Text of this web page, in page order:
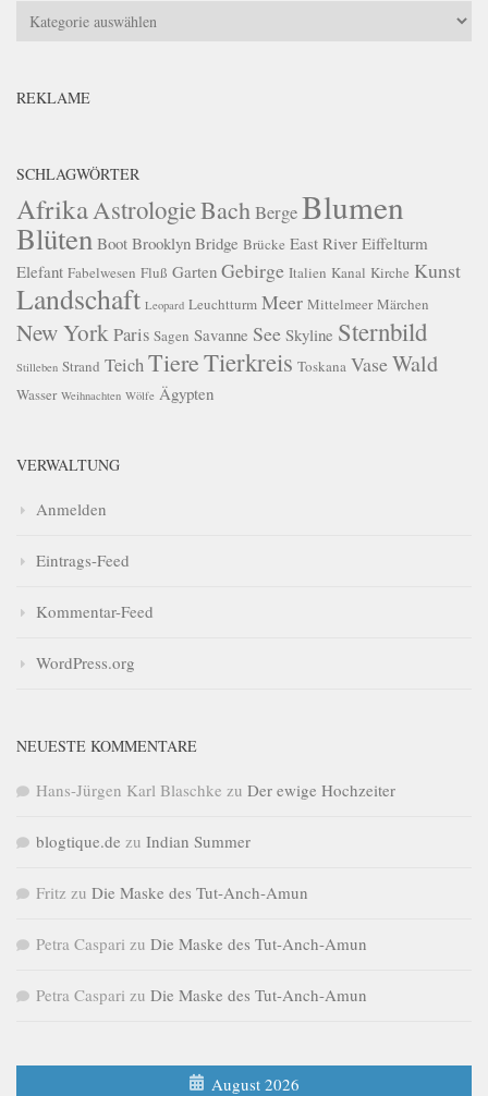
Kategorien
REKLAME
SCHLAGWÖRTER
Afrika AstrologieBachBergeBlumen
Blüten Boot Brooklyn Bridge Brücke East River Eiffelturm
Elefant Fabelwesen Fluß Garten Gebirge Italien Kanal Kirche Kunst
Landschaft Leopard Leuchtturm Meer Mittelmeer Märchen
New YorkParis Sagen Savanne See Skyline Sternbild
Stilleben Strand TeichTiereTierkreis Toskana VaseWald
Wasser Weihnachten Wölfe Ägypten
VERWALTUNG
Anmelden
Eintrags-Feed
Kommentar-Feed
WordPress.org
NEUESTE KOMMENTARE
Hans-Jürgen Karl Blaschke zu Der ewige Hochzeiter
blogtique.de zu Indian Summer
Fritz zu Die Maske des Tut-Anch-Amun
Petra Caspari zu Die Maske des Tut-Anch-Amun
Petra Caspari zu Die Maske des Tut-Anch-Amun
August 2026